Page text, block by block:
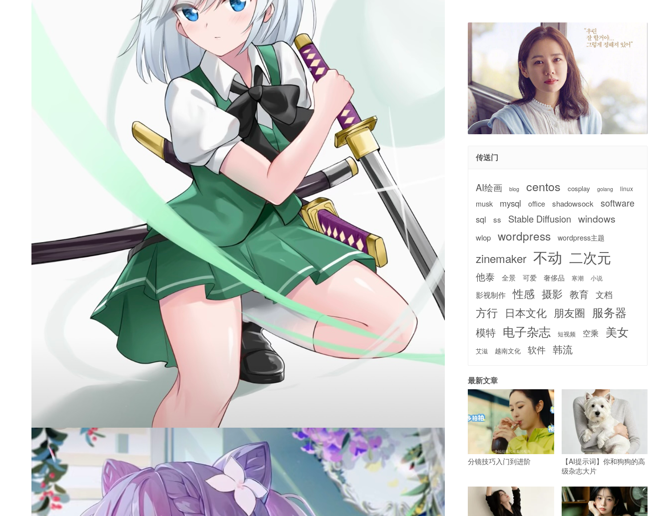
传送门
AI绘画 blog centos cosplay golang linux
musk mysql office shadowsock software
sql ss Stable Diffusion windows
wlop wordpress wordpress主题
zinemaker 不动 二次元
他泰 全景 可爱 奢侈品 寒潮 小说
影视制作 性感 摄影 教育 文档
方行 日本文化 朋友圈 服务器
模特 电子杂志 短视频 空乘 美女
艾滋 越南文化 软件 韩流
最新文章
分镜技巧入门到进阶
【AI提示词】你和狗狗的高
级杂志大片